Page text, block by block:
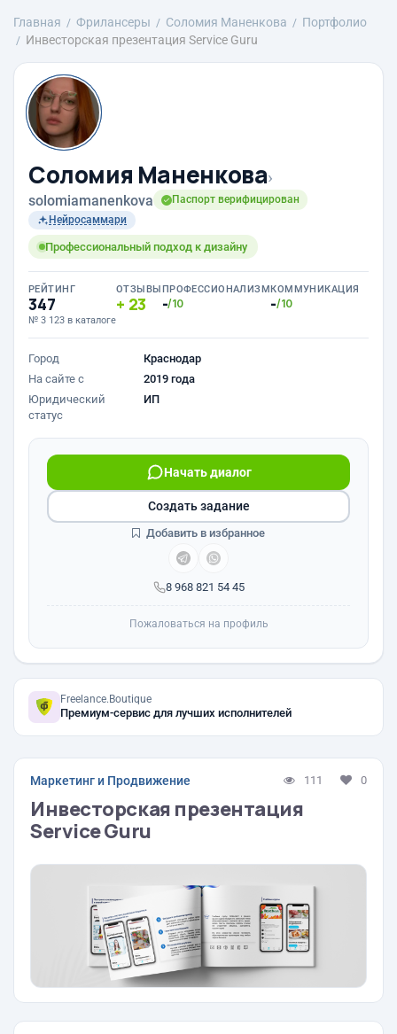
Главная Фрилансеры Соломия Маненкова
Портфолио
Инвесторская презентация Service Guru
Соломия Маненкова›
solomiamanenkova
Паспорт верифицирован
Нейросаммари
Профессиональный подход к дизайну
РЕЙТИНГ
347
№ 3 123 в каталоге
ОТЗЫВЫ
23
ПРОФЕССИОНАЛИЗМ
-/10
КОММУНИКАЦИЯ
-/10
Город
Краснодар
На сайте с
2019 года
Юридический
статус
ИП
8 968 821 54 45
Начать диалог
Создать задание
Добавить в избранное
Пожаловаться на профиль
Freelance.Boutique
Премиум-сервис для лучших исполнителей
Маркетинг и Продвижение 111 0
Инвесторская презентация
Service Guru